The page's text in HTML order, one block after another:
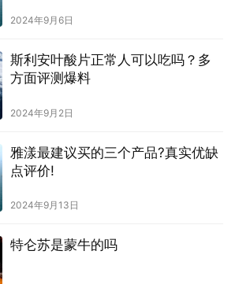
2024年9月6日
斯利安叶酸片正常人可以吃吗？多
方面评测爆料
2024年9月2日
雅漾最建议买的三个产品?真实优缺
点评价!
2024年9月13日
特仑苏是蒙牛的吗